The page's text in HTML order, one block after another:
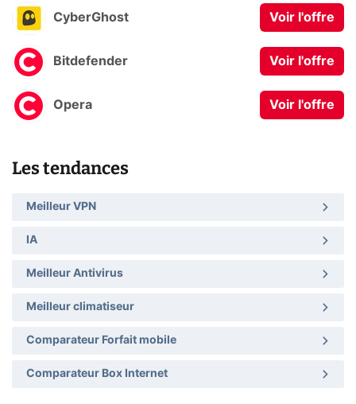
CyberGhost Voir l'offre
Bitdefender Voir l'offre
Opera Voir l'offre
Les tendances
Meilleur VPN
IA
Meilleur Antivirus
Meilleur climatiseur
Comparateur Forfait mobile
Comparateur Box Internet